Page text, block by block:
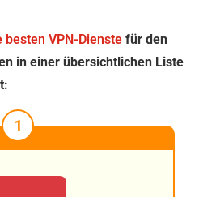
besten VPN-Dienste für den
in einer übersichtlichen Liste
1